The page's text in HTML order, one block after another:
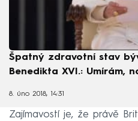
Špatný zdravotní stav
Benedikta XVI.: Umírám,
8. úno 2018, 14:31
Zajímavostí je, že právě